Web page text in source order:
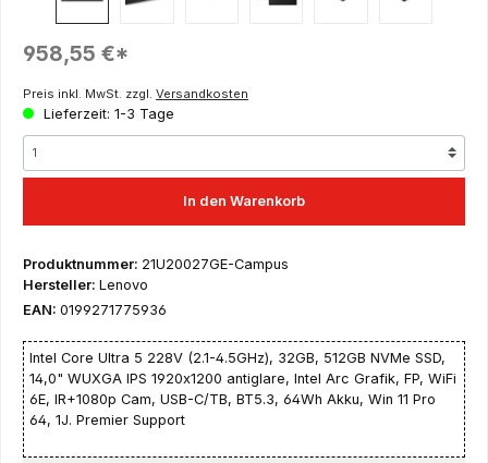
Regulärer Preis:
958,55 €*
Preis inkl. MwSt. zzgl. Versandkosten
Lieferzeit: 1-3 Tage
In den Warenkorb
Produktnummer: 21U20027GE-Campus
Hersteller: Lenovo
EAN: 0199271775936
Intel Core Ultra 5 228V (2.1-4.5GHz), 32GB, 512GB NVMe SSD,
14,0" WUXGA IPS 1920x1200 antiglare, Intel Arc Grafik, FP, WiFi
6E, IR+1080p Cam, USB-C/TB, BT5.3, 64Wh Akku, Win 11 Pro
64, 1J. Premier Support